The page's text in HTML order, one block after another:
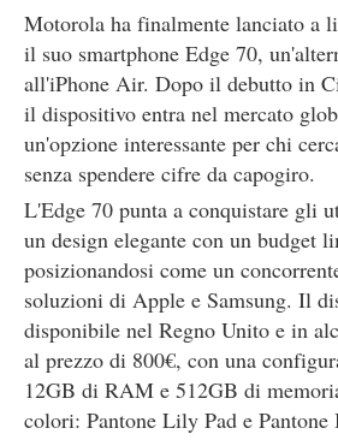
Motorola ha finalmente lanciato a
il suo smartphone Edge 70,
all'iPhone Air. Dopo il debutto in
il dispositivo entra nel mercato
un'opzione interessante per chi
senza spendere cifre da capogiro.
L'Edge 70 punta a conquistare gli
un design elegante con un budget
posizionandosi come un
soluzioni di Apple e Samsung. Il
disponibile nel Regno Unito e in
al prezzo di 800€, con una
12GB di RAM e 512GB di
colori: Pantone Lily Pad e Pantone